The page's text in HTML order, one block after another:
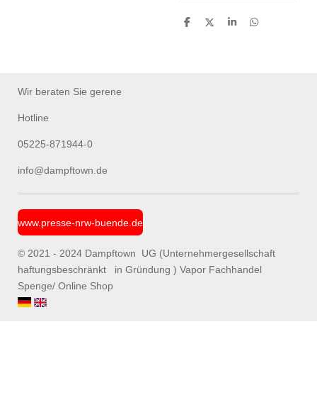
T
T
T
T
Wir beraten Sie gerene
Hotline
05225-871944-0
info@dampftown.de
www.presse-nrw-buende.de
© 2021 - 2024 Dampftown UG (Unternehmergesellschaft
haftungsbeschränkt in Gründung ) Vapor Fachhandel
Spenge/ Online Shop